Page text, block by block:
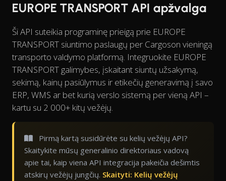
EUROPE TRANSPORT API apžvalga
Ši API suteikia programinę prieigą prie EUROPE
TRANSPORT siuntimo paslaugų per Cargoson vieningą
transporto valdymo platformą. Integruokite EUROPE
TRANSPORT galimybes, įskaitant siuntų užsakymą,
sekimą, kainų pasiūlymus ir etikečių generavimą į savo
ERP, WMS ar bet kurią verslo sistemą per vieną API –
kartu su 2 000+ kitų vežėjų.
Pirmą kartą susidūrėte su kelių vežėjų API?
Skaitykite mūsų generalinio direktoriaus vadovą
apie tai, kaip viena API integracija pakeičia dešimtis
atskirų vežėjų jungčių. Skaityti: Kelių vežėjų